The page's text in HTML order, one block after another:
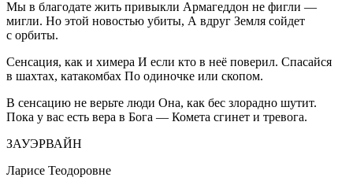
Мы в благодате жить привыкли Армагеддон не фигли —
мигли. Но этой новостью убиты, А вдруг Земля сойдет
с орбиты.
Сенсация, как и химера И если кто в неё поверил. Спасайся
в шахтах, катакомбах По одиночке или скопом.
В сенсацию не верьте люди Она, как бес злорадно шутит.
Пока у вас есть вера в Бога — Комета сгинет и тревога.
ЗАУЭРВАЙН
Ларисе Теодоровне